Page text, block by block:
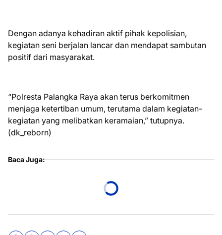
Dengan adanya kehadiran aktif pihak kepolisian,
kegiatan seni berjalan lancar dan mendapat sambutan
positif dari masyarakat.
“Polresta Palangka Raya akan terus berkomitmen
menjaga ketertiban umum, terutama dalam kegiatan-
kegiatan yang melibatkan keramaian,” tutupnya.
(dk_reborn)
Baca Juga: